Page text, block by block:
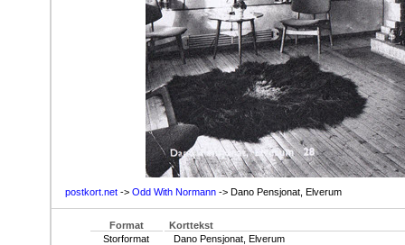
postkort.net -> Odd With Normann -> Dano Pensjonat, Elverum
Format
Korttekst
Storformat
Dano Pensjonat, Elverum